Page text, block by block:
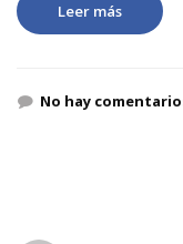
Leer más
No hay